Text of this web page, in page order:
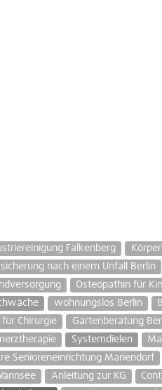
Falkenberg
nach einem Unfall Berlin
Osteopathin für
wohnungslos Berlin
für Chirurgie Gartenberatung
Systemdielen
Senioreneinrichtung Mariendorf
Anleitung zur KG